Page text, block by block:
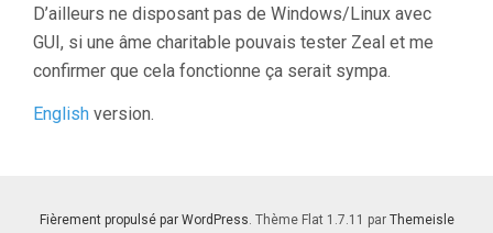
D’ailleurs ne disposant pas de Windows/Linux avec
GUI, si une âme charitable pouvais tester Zeal et me
confirmer que cela fonctionne ça serait sympa.
English version.
Fièrement propulsé par WordPress. Thème Flat 1.7.11 par Themeisle